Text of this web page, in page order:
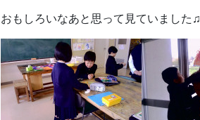
おもしろいなあと思って見ていました♫